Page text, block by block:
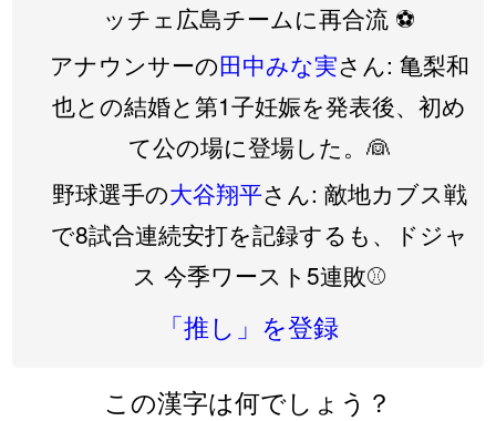
ッチェ広島チームに再合流 ⚽️
アナウンサーの田中みな実さん: 亀梨和
也との結婚と第1子妊娠を発表後、初め
て公の場に登場した。👰
野球選手の大谷翔平さん: 敵地カブス戦
で8試合連続安打を記録するも、ドジャ
ス 今季ワースト5連敗⚾️
「推し」を登録
この漢字は何でしょう？